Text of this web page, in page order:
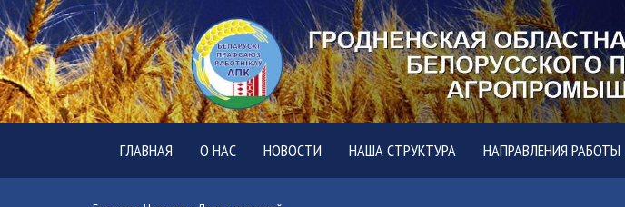
ГЛАВНАЯ О НАС НОВОСТИ НАША СТРУКТУРА НАПРАВЛЕНИЯ РАБОТЫ